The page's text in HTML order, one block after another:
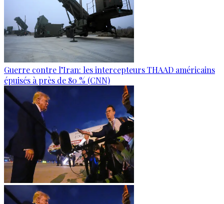
Guerre contre l’Iran: les intercepteurs THAAD américains
épuisés à près de 80 % (CNN)